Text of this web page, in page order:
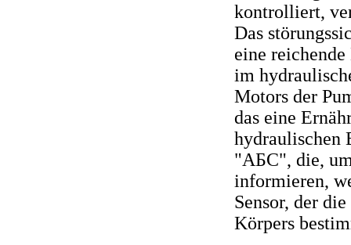
kontrolliert,
Das
eine
im
Motors der
das eine
hydraulischen
"АБС", die,
informieren,
Sensor, der
Körpers